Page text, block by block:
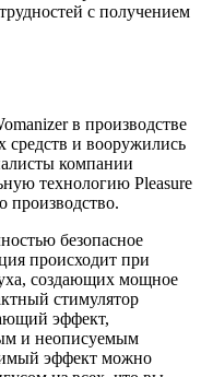
с получением
в производстве
средств и вооружились
компании
технологию Pleasure
производство.
безопасное
происходит при
создающих мощное
стимулятор
эффект,
и неописуемым
эффект можно